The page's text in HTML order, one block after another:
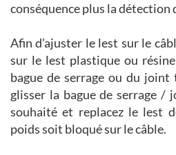
conséquence plus la détection
Afin d’ajuster le lest sur le
sur le lest plastique ou
bague de serrage ou du
glisser la bague de serrage
souhaité et replacez le lest
poids soit bloqué sur le câble.